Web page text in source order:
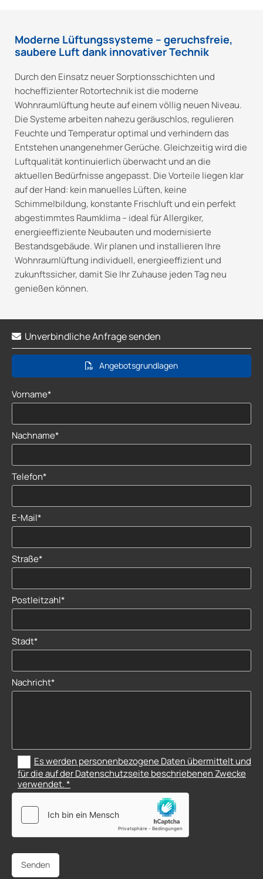
Moderne Lüftungssysteme – geruchsfreie,
saubere Luft dank innovativer Technik
Durch den Einsatz neuer Sorptionsschichten und
hocheffizienter Rotortechnik ist die moderne
Wohnraumlüftung heute auf einem völlig neuen Niveau.
Die Systeme arbeiten nahezu geräuschlos, regulieren
Feuchte und Temperatur optimal und verhindern das
Entstehen unangenehmer Gerüche. Gleichzeitig wird die
Luftqualität kontinuierlich überwacht und an die
aktuellen Bedürfnisse angepasst. Die Vorteile liegen klar
auf der Hand: kein manuelles Lüften, keine
Schimmelbildung, konstante Frischluft und ein perfekt
abgestimmtes Raumklima – ideal für Allergiker,
energieeffiziente Neubauten und modernisierte
Bestandsgebäude. Wir planen und installieren Ihre
Wohnraumlüftung individuell, energieeffizient und
zukunftssicher, damit Sie Ihr Zuhause jeden Tag neu
genießen können.
 Unverbindliche Anfrage senden
Angebotsgrundlagen
Vorname*
Nachname*
Telefon*
E-Mail*
Straße*
Postleitzahl*
Stadt*
Nachricht*
Es werden personenbezogene Daten übermittelt und
für die auf der Datenschutzseite beschriebenen Zwecke
verwendet. *